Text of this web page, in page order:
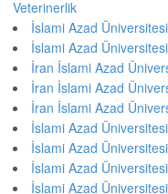
Veterinerlik
İslami Azad
İslami Azad Üniversitesi
İran İslami Azad
İran İslami Azad
İran İslami Azad
İslami Azad
İslami Azad
İslami Azad
İslami Azad